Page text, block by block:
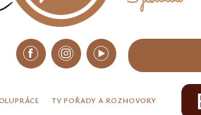
TV POŘADY A ROZHOVORY